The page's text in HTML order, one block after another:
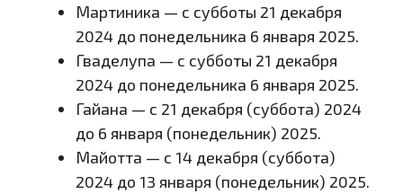
Мартиника — с субботы 21 декабря
2024 до понедельника 6 января 2025.
Гваделупа — с субботы 21 декабря
2024 до понедельника 6 января 2025.
Гайана — с 21 декабря (суббота) 2024
до 6 января (понедельник) 2025.
Майотта — с 14 декабря (суббота)
2024 до 13 января (понедельник) 2025.